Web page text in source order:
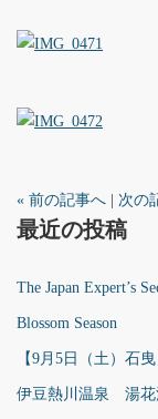
ENGLISH
« 前の記事へ 次の
最近の投稿
The Japan Expert’s
Blossom Season
【9月5日（土）石
伊豆熱川温泉 湯花